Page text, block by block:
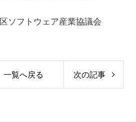
ソフトウェア産業協議会
一覧へ戻る 次の記事